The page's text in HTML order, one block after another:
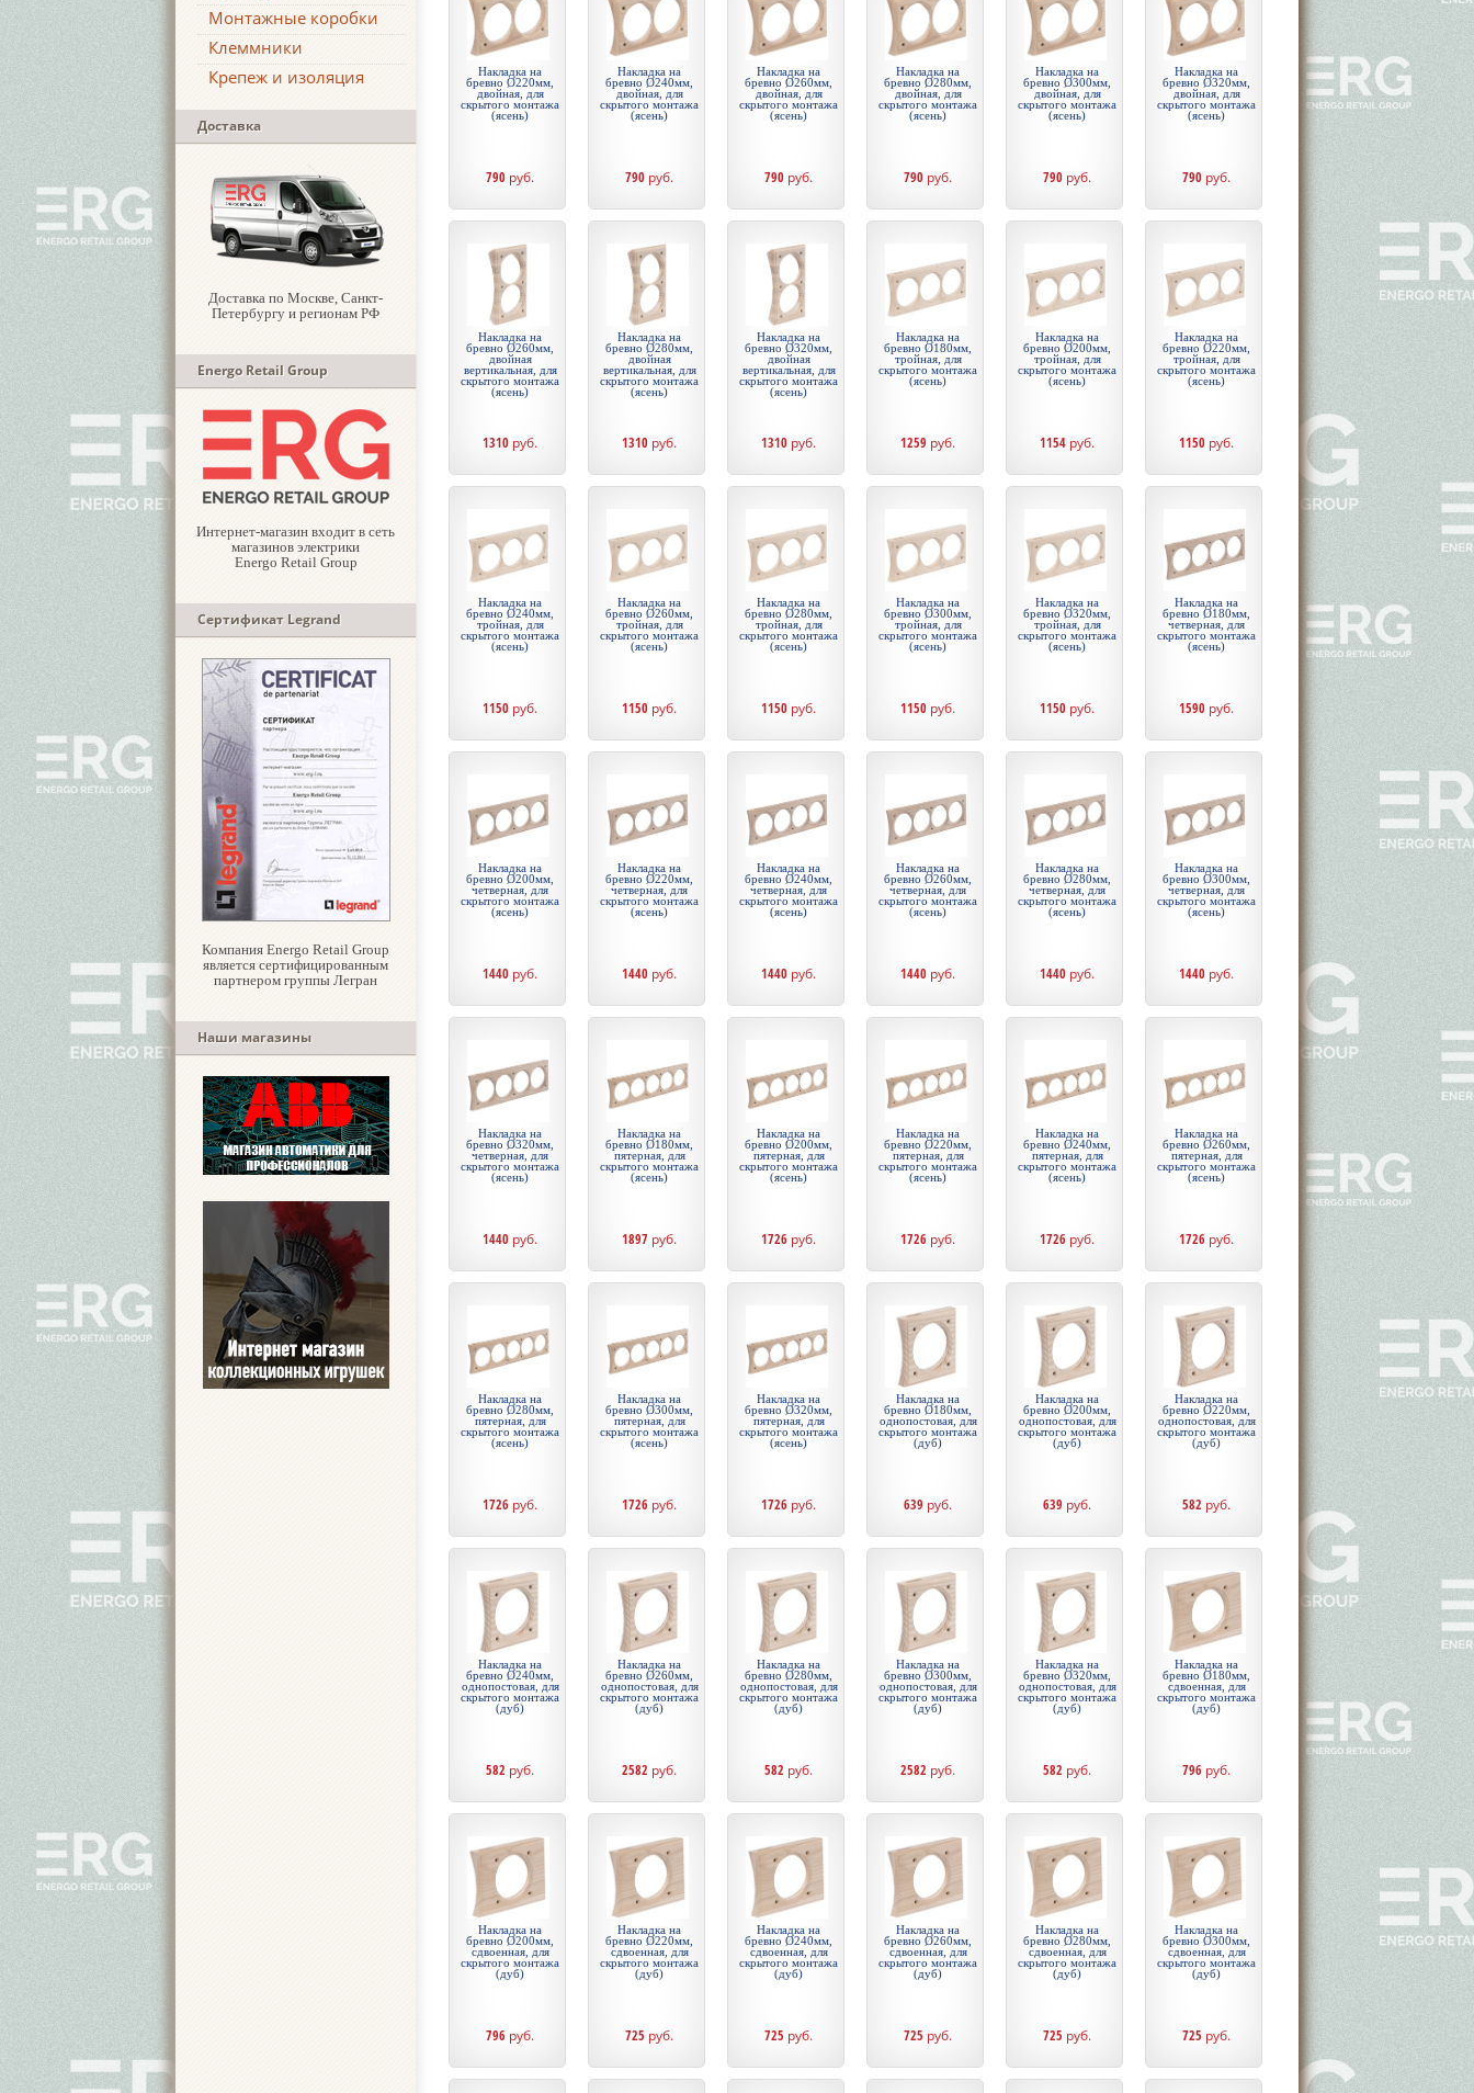
Монтажные коробки
Клеммники
Крепеж и изоляция
Доставка
Доставка по Москве, Санкт-
Петербургу и регионам РФ
Energo Retail Group
Интернет-магазин входит в сеть
магазинов электрики
Energo Retail Group
Сертификат Legrand
Компания Energo Retail Group
является сертифицированным
партнером группы Легран
Наши магазины
Накладка на
бревно Ø220мм,
двойная, для
скрытого монтажа
(ясень)
790 руб.
Накладка на
бревно Ø240мм,
двойная, для
скрытого монтажа
(ясень)
790 руб.
Накладка на
бревно Ø260мм,
двойная, для
скрытого монтажа
(ясень)
790 руб.
Накладка на
бревно Ø280мм,
двойная, для
скрытого монтажа
(ясень)
790 руб.
Накладка на
бревно Ø300мм,
двойная, для
скрытого монтажа
(ясень)
790 руб.
Накладка на
бревно Ø320мм,
двойная, для
скрытого монтажа
(ясень)
790 руб.
Накладка на
бревно Ø260мм,
двойная
вертикальная, для
скрытого монтажа
(ясень)
1310 руб.
Накладка на
бревно Ø280мм,
двойная
вертикальная, для
скрытого монтажа
(ясень)
1310 руб.
Накладка на
бревно Ø320мм,
двойная
вертикальная, для
скрытого монтажа
(ясень)
1310 руб.
Накладка на
бревно Ø180мм,
тройная, для
скрытого монтажа
(ясень)
1259 руб.
Накладка на
бревно Ø200мм,
тройная, для
скрытого монтажа
(ясень)
1154 руб.
Накладка на
бревно Ø220мм,
тройная, для
скрытого монтажа
(ясень)
1150 руб.
Накладка на
бревно Ø240мм,
тройная, для
скрытого монтажа
(ясень)
1150 руб.
Накладка на
бревно Ø260мм,
тройная, для
скрытого монтажа
(ясень)
1150 руб.
Накладка на
бревно Ø280мм,
тройная, для
скрытого монтажа
(ясень)
1150 руб.
Накладка на
бревно Ø300мм,
тройная, для
скрытого монтажа
(ясень)
1150 руб.
Накладка на
бревно Ø320мм,
тройная, для
скрытого монтажа
(ясень)
1150 руб.
Накладка на
бревно Ø180мм,
четверная, для
скрытого монтажа
(ясень)
1590 руб.
Накладка на
бревно Ø200мм,
четверная, для
скрытого монтажа
(ясень)
1440 руб.
Накладка на
бревно Ø220мм,
четверная, для
скрытого монтажа
(ясень)
1440 руб.
Накладка на
бревно Ø240мм,
четверная, для
скрытого монтажа
(ясень)
1440 руб.
Накладка на
бревно Ø260мм,
четверная, для
скрытого монтажа
(ясень)
1440 руб.
Накладка на
бревно Ø280мм,
четверная, для
скрытого монтажа
(ясень)
1440 руб.
Накладка на
бревно Ø300мм,
четверная, для
скрытого монтажа
(ясень)
1440 руб.
Накладка на
бревно Ø320мм,
четверная, для
скрытого монтажа
(ясень)
1440 руб.
Накладка на
бревно Ø180мм,
пятерная, для
скрытого монтажа
(ясень)
1897 руб.
Накладка на
бревно Ø200мм,
пятерная, для
скрытого монтажа
(ясень)
1726 руб.
Накладка на
бревно Ø220мм,
пятерная, для
скрытого монтажа
(ясень)
1726 руб.
Накладка на
бревно Ø240мм,
пятерная, для
скрытого монтажа
(ясень)
1726 руб.
Накладка на
бревно Ø260мм,
пятерная, для
скрытого монтажа
(ясень)
1726 руб.
Накладка на
бревно Ø280мм,
пятерная, для
скрытого монтажа
(ясень)
1726 руб.
Накладка на
бревно Ø300мм,
пятерная, для
скрытого монтажа
(ясень)
1726 руб.
Накладка на
бревно Ø320мм,
пятерная, для
скрытого монтажа
(ясень)
1726 руб.
Накладка на
бревно Ø180мм,
однопостовая, для
скрытого монтажа
(дуб)
639 руб.
Накладка на
бревно Ø200мм,
однопостовая, для
скрытого монтажа
(дуб)
639 руб.
Накладка на
бревно Ø220мм,
однопостовая, для
скрытого монтажа
(дуб)
582 руб.
Накладка на
бревно Ø240мм,
однопостовая, для
скрытого монтажа
(дуб)
582 руб.
Накладка на
бревно Ø260мм,
однопостовая, для
скрытого монтажа
(дуб)
2582 руб.
Накладка на
бревно Ø280мм,
однопостовая, для
скрытого монтажа
(дуб)
582 руб.
Накладка на
бревно Ø300мм,
однопостовая, для
скрытого монтажа
(дуб)
2582 руб.
Накладка на
бревно Ø320мм,
однопостовая, для
скрытого монтажа
(дуб)
582 руб.
Накладка на
бревно Ø180мм,
сдвоенная, для
скрытого монтажа
(дуб)
796 руб.
Накладка на
бревно Ø200мм,
сдвоенная, для
скрытого монтажа
(дуб)
796 руб.
Накладка на
бревно Ø220мм,
сдвоенная, для
скрытого монтажа
(дуб)
725 руб.
Накладка на
бревно Ø240мм,
сдвоенная, для
скрытого монтажа
(дуб)
725 руб.
Накладка на
бревно Ø260мм,
сдвоенная, для
скрытого монтажа
(дуб)
725 руб.
Накладка на
бревно Ø280мм,
сдвоенная, для
скрытого монтажа
(дуб)
725 руб.
Накладка на
бревно Ø300мм,
сдвоенная, для
скрытого монтажа
(дуб)
725 руб.